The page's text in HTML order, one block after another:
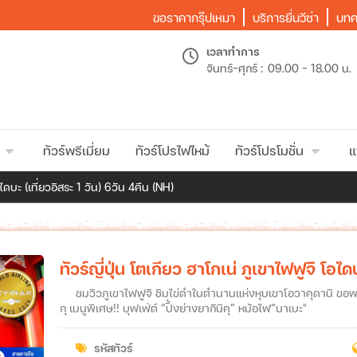
ขอราคากรุ๊ปเหมา บริการยื่นวีซ่า บท
เวลาทำการ
จันทร์-ศุกร์ : 09.00 - 18.00 น.
ทัวร์พรีเมี่ยม ทัวร์โปรไฟไหม้ ทัวร์โปรโมชั่น
บะ (เที่ยวอิสระ 1 วัน) 6วัน 4คืน (NH)
ทัวร์ญี่ปุ่น โตเกียว ฮาโกเน่ ภูเขาไฟฟูจิ โอไ
ชมวิวภูเขาไฟฟูจิ ชิมไข่ดำในตำนานแห่งหุบเขาโอวาคุดานิ ขอพรวัดอาซากุสะ และศาลเจ้าเมจิ เที่ยวหมู่บ้านน้ำใส ช้อปปิ้งชินจู
กุ เมนูพิเศษ!! บุฟเฟ่ต์ “ปิ้งย่างยากินิคุ” หม้อไฟ“นาเบะ"
รหัสทัวร์